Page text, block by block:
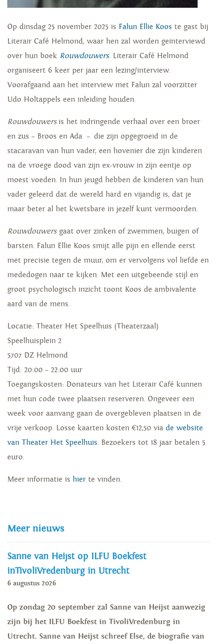
Op dinsdag 25 november 2025 is Falun Ellie Koos te gast bij
Literair Café Helmond, waar hen zal worden geïnterviewd
over hun boek Rouwdouwers. Literair Café Helmond
organiseert 6 keer per jaar een lezing/interview.
Voorafgaand aan het interview met Falun zal voorzitter
Udo Holtappels een inleiding houden.
Rouwdouwersis het indringende verhaal over een broer
en zus – Broos en Ada – die zijn opgegroeid in de
stacaravan van hun vader, een hovenier die zijn kinderen
na de vroege dood van zijn ex-vrouw in zijn eentje op
moest voeden. In hun jeugd hebben de kinderen van hun
vader geleerd dat de wereld hard en vijandig is, dat je
maar beter al het kwetsbare in jezelf kunt vermoorden.
Rouwdouwersgaat over zinken of zwemmen, buigen of
barsten. Falun Ellie Koos smijt alle pijn en ellende eerst
met precisie tegen de muur, om er vervolgens vol liefde en
mededogen naar te kijken. Met een uitgebeende stijl en
groot psychologisch inzicht toont Koos de ambivalente
aard van de mens.
Locatie: Theater Het Speelhuis (Theaterzaal)
Speelhuisplein 2
5707 DZ Helmond
Tijd: 20:00 – 22:00 uur
Toegangskosten: Donateurs van het Literair Café kunnen
met hun code twee plaatsen reserveren. Ongeveer een
week voor aanvang gaan de overgebleven plaatsen in de
vrije verkoop. Losse kaarten kosten €12,50 via de website
van Theater Het Speelhuis. Bezoekers tot 18 jaar betalen 5
euro.
Meer informatie is hierte vinden.
Meer nieuws
Sanne van Heijst op ILFU Boekfest
inTivoliVredenburg in Utrecht
6 augustus 2026
Op zondag 20 september zal Sanne van Heijst aanwezig
zijn bij het ILFU Boekfest in TivoliVredenburg in
Utrecht. Sanne van Heijst schreef Else, de biografie van